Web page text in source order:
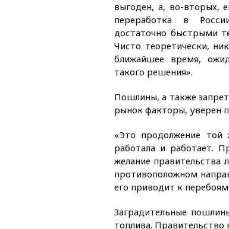
выгоден, а, во-вторых,
переработка в
достаточно быстрыми
Чисто теоретически,
ближайшее время,
такого решения».
Пошлины, а также
рынок факторы, уверен
«Это продолжение той
работала и работает.
желание
противоположном
его приводит к
Заградительные
топлива. Правительство